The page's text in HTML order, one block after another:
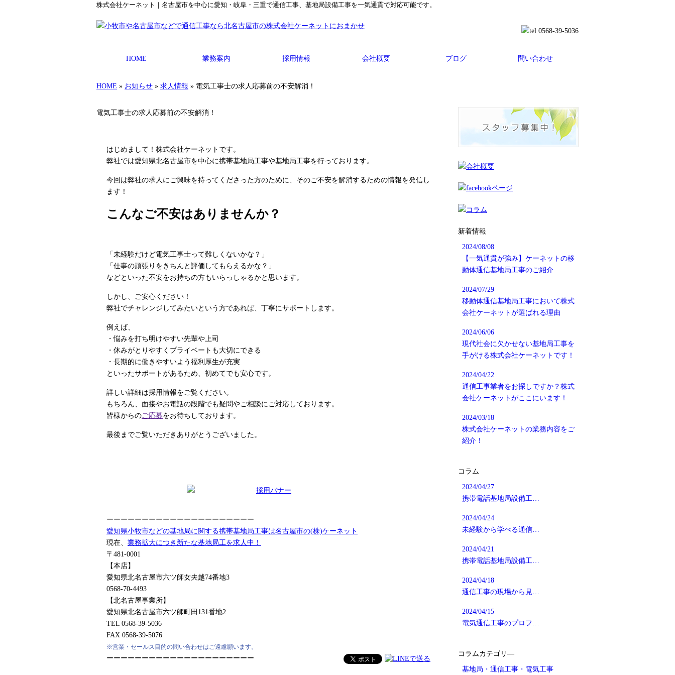
株式会社ケーネット｜名古屋市を中心に愛知・岐阜・三重で通信工事、基地局設備工事を一気通貫で対応可能です。
HOME 業務案内 採用情報 会社概要 ブログ 問い合わせ
HOME » お知らせ » 求人情報 » 電気工事士の求人応募前の不安解消！
電気工事士の求人応募前の不安解消！
はじめまして！株式会社ケーネットです。
弊社では愛知県北名古屋市を中心に携帯基地局工事や基地局工事を行っております。
今回は弊社の求人にご興味を持ってくださった方のために、そのご不安を解消するための情報を発信し
ます！
こんなご不安はありませんか？
「未経験だけど電気工事士って難しくないかな？」
「仕事の頑張りをきちんと評価してもらえるかな？」
などといった不安をお持ちの方もいらっしゃるかと思います。
しかし、ご安心ください！
弊社でチャレンジしてみたいという方であれば、丁寧にサポートします。
例えば、
・悩みを打ち明けやすい先輩や上司
・休みがとりやすくプライベートも大切にできる
・長期的に働きやすいよう福利厚生が充実
といったサポートがあるため、初めてでも安心です。
詳しい詳細は採用情報をご覧ください。
もちろん、面接やお電話の段階でも疑問やご相談にご対応しております。
皆様からのご応募をお待ちしております。
最後までご覧いただきありがとうございました。
ーーーーーーーーーーーーーーーーーーーーー
愛知県小牧市などの基地局に関する携帯基地局工事は名古屋市の(株)ケーネット
現在、 業務拡大につき新たな基地局工を求人中！
〒481-0001
【本店】
愛知県北名古屋市六ツ師女夫越74番地3
0568-70-4493
【北名古屋事業所】
愛知県北名古屋市六ツ師町田131番地2
TEL 0568-39-5036
FAX 0568-39-5076
※営業・セールス目的の問い合わせはご遠慮願います。
ーーーーーーーーーーーーーーーーーーーーー
新着情報
2024/08/08
【一気通貫が強み】ケーネットの移
動体通信基地局工事のご紹介
2024/07/29
移動体通信基地局工事において株式
会社ケーネットが選ばれる理由
2024/06/06
現代社会に欠かせない基地局工事を
手がける株式会社ケーネットです！
2024/04/22
通信工事業者をお探しですか？株式
会社ケーネットがここにいます！
2024/03/18
株式会社ケーネットの業務内容をご
紹介！
コラム
2024/04/27
携帯電話基地局設備工…
2024/04/24
未経験から学べる通信…
2024/04/21
携帯電話基地局設備工…
2024/04/18
通信工事の現場から見…
2024/04/15
電気通信工事のプロフ…
コラムカテゴリ―
基地局・通信工事・電気工事